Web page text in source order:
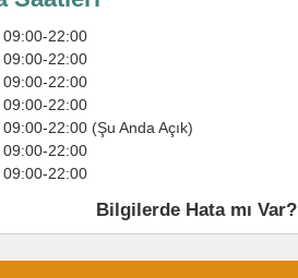
09:00-22:00
09:00-22:00
09:00-22:00
09:00-22:00
09:00-22:00 (Şu Anda Açık)
09:00-22:00
09:00-22:00
Bilgilerde Hata mı Var?